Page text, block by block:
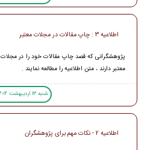
اطلاعیه 3 : چاپ مقالات در مجلات معتبر
پژوهشگرانی که قصد چاپ مقالات خود را در مجلات
معتبر دارند ، متن اطلاعیه را مطالعه نمایند .
شنبه 13 اردیبهشت 1404 (1 سال قبل )
اطلاعیه 2 - نکات مهم برای پژوهشگران